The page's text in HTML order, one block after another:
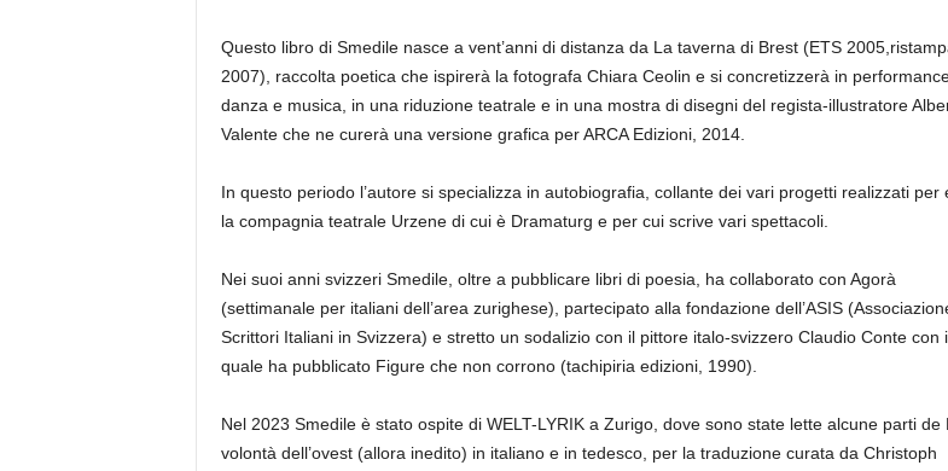
Questo libro di Smedile nasce a vent’anni di distanza da La taverna di Brest (ETS
2007), raccolta poetica che ispirerà la fotografa Chiara Ceolin e si concretizzerà in
danza e musica, in una riduzione teatrale e in una mostra di disegni del regista-illustratore
Valente che ne curerà una versione grafica per ARCA Edizioni, 2014.
In questo periodo l’autore si specializza in autobiografia, collante dei vari progetti realizzati per
la compagnia teatrale Urzene di cui è Dramaturg e per cui scrive vari spettacoli.
Nei suoi anni svizzeri Smedile, oltre a pubblicare libri di poesia, ha collaborato con Agorà
(settimanale per italiani dell’area zurighese), partecipato alla fondazione dell’ASIS
Scrittori Italiani in Svizzera) e stretto un sodalizio con il pittore italo-svizzero Claudio Conte con
quale ha pubblicato Figure che non corrono (tachipiria edizioni, 1990).
Nel 2023 Smedile è stato ospite di WELT-LYRIK a Zurigo, dove sono state lette alcune parti de
volontà dell’ovest (allora inedito) in italiano e in tedesco, per la traduzione curata da Christoph